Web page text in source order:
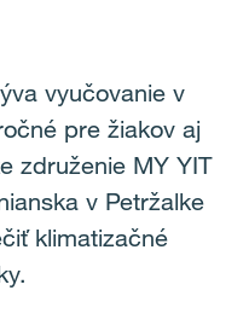
vyučovanie v
pre žiakov aj
združenie MY YIT
v Petržalke
klimatizačné